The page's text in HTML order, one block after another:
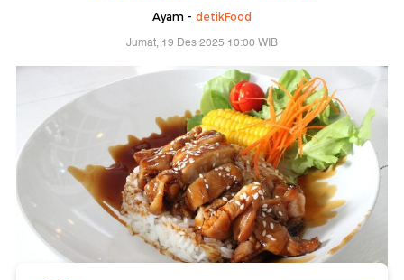
Ayam - detikFood
Jumat, 19 Des 2025 10:00 WIB